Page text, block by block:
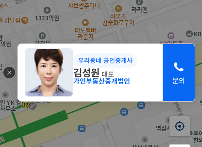
우리동네 공인중개사
김성원 대표
가인부동산중개법인